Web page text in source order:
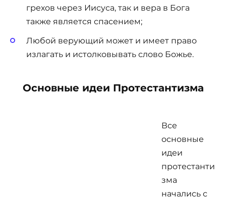
грехов через Иисуса, так и вера в Бога
также является спасением;
Любой верующий может и имеет право
излагать и истолковывать слово Божье.
Основные идеи Протестантизма
Все
основные
идеи
протестанти
зма
начались с